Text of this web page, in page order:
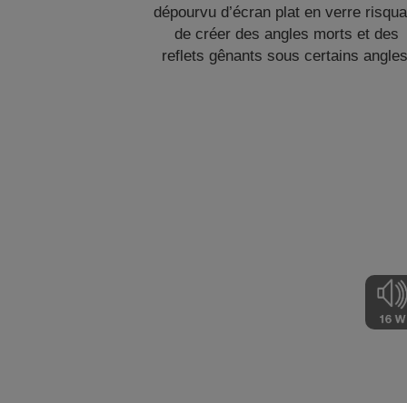
dépourvu d’écran plat en verre
de créer des angles morts et des
reflets gênants sous certains